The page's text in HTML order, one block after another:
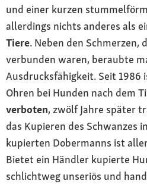
und einer kurzen
allerdings nichts anderes als
Tiere. Neben den Schmerzen,
verbunden waren, beraubte
Ausdrucksfähigkeit. Seit 1986
Ohren bei Hunden nach dem
verboten, zwölf Jahre später
das Kupieren des Schwanzes
kupierten Dobermanns ist
Bietet ein Händler kupierte
schlichtweg unseriös und